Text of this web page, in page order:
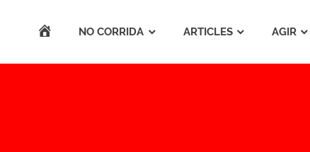
ACCUEILNO CORRIDA ARTICLES AGIR